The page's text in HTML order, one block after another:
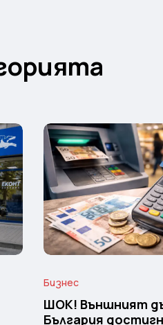
Бизнес
ШОК! Външният
България